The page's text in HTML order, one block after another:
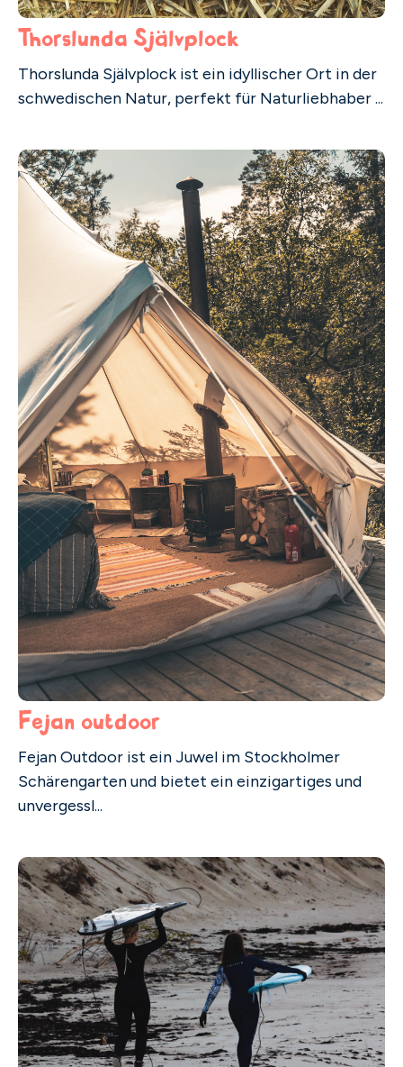
Thorslunda Självplock
Thorslunda Självplock ist ein idyllischer Ort in der
schwedischen Natur, perfekt für Naturliebhaber ...
Fejan outdoor
Fejan Outdoor ist ein Juwel im Stockholmer
Schärengarten und bietet ein einzigartiges und
unvergessl...